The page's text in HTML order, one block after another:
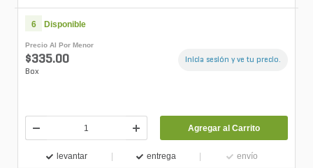
6 Disponible
Precio Al Por Menor
$335.00
Box
Inicia sesión y ve tu precio.
Agregar al Carrito
levantar entrega envío